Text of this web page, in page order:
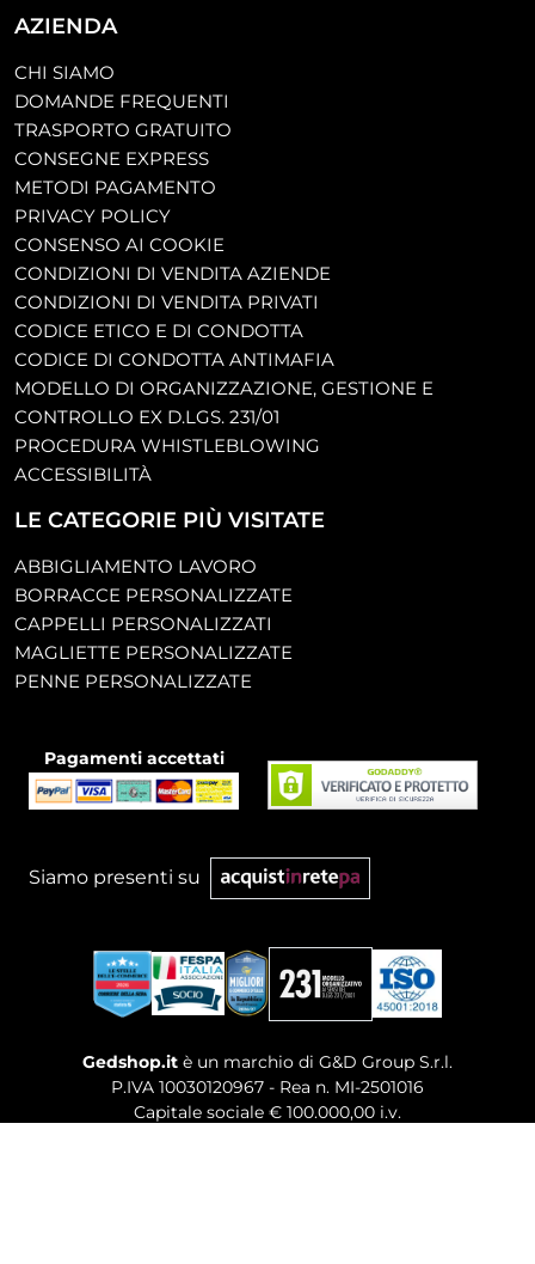
AZIENDA
CHI SIAMO
DOMANDE FREQUENTI
TRASPORTO GRATUITO
CONSEGNE EXPRESS
METODI PAGAMENTO
PRIVACY POLICY
CONSENSO AI COOKIE
CONDIZIONI DI VENDITA AZIENDE
CONDIZIONI DI VENDITA PRIVATI
CODICE ETICO E DI CONDOTTA
CODICE DI CONDOTTA ANTIMAFIA
MODELLO DI ORGANIZZAZIONE, GESTIONE E
CONTROLLO EX D.LGS. 231/01
PROCEDURA WHISTLEBLOWING
ACCESSIBILITÀ
LE CATEGORIE PIÙ VISITATE
ABBIGLIAMENTO LAVORO
BORRACCE PERSONALIZZATE
CAPPELLI PERSONALIZZATI
MAGLIETTE PERSONALIZZATE
PENNE PERSONALIZZATE
Pagamenti accettati
Siamo presenti su
Gedshop.it è un marchio di G&D Group S.r.l.
P.IVA 10030120967 - Rea n. MI-2501016
Capitale sociale € 100.000,00 i.v.